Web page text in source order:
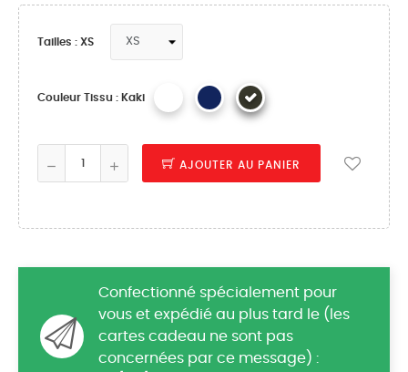
Tailles : XS
Couleur Tissu : Kaki
AJOUTER AU PANIER
Confectionné spécialement pour
vous et expédié au plus tard le (les
cartes cadeau ne sont pas
concernées par ce message) :